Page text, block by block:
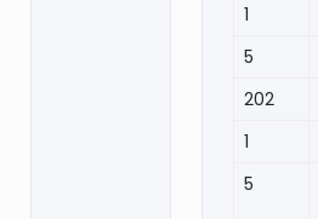
1
5
202
1
5